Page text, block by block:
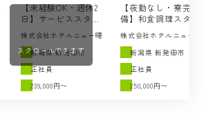
【未経験OK・週休2
日】サービススタッ
フの求人 / 湯あそび
宿 曙（新発田市）
株式会社ホテルニュー曙
新潟県 新発田市
正社員
239,000円〜
【夜勤なし・寮完
備】和食調理スタッ
宿 曙（新発田市）
株式会社ホテルニュー曙
新潟県 新発田市
正社員
250,000円〜
スクロールできます